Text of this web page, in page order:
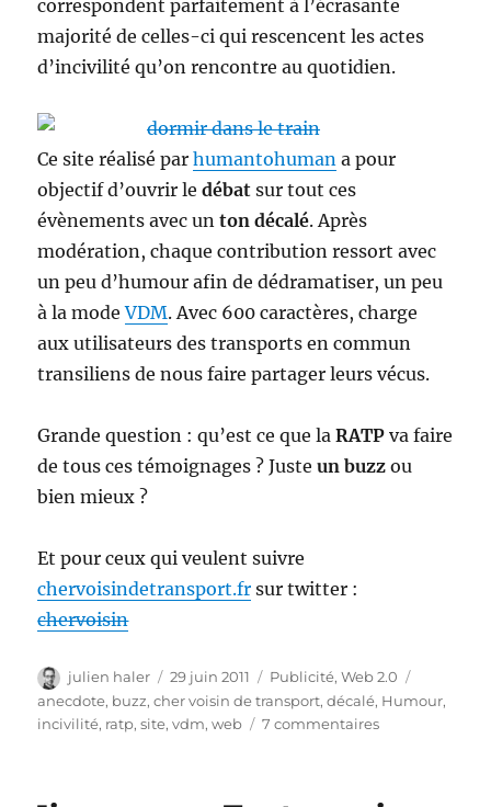
correspondent parfaitement à l’écrasante
majorité de celles-ci qui rescencent les actes
d’incivilité qu’on rencontre au quotidien.
Ce site réalisé parhumantohuman a pour
objectif d’ouvrir ledébatsur tout ces
évènements avec unton décalé. Après
modération, chaque contribution ressort avec
un peu d’humour afin de dédramatiser, un peu
à la modeVDM. Avec 600 caractères, charge
aux utilisateurs des transports en commun
transiliens de nous faire partager leurs vécus.
Grande question : qu’est ce que laRATPva faire
de tous ces témoignages ? Justeun buzz ou
bien mieux ?
Et pour ceux qui veulent suivre
chervoisindetransport.fr sur twitter :
chervoisin
Auteur
julien haler
Publié
le
29 juin 2011 Catégories
Publicité,Web 2.0
anecdote, buzz,cher voisin de transport,décalé, Humour,
incivilité, ratp,site,vdm,web 7 commentairessur